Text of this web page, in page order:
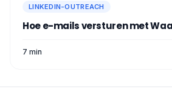
LINKEDIN-OUTREACH
Hoe e-mails versturen met
7 min